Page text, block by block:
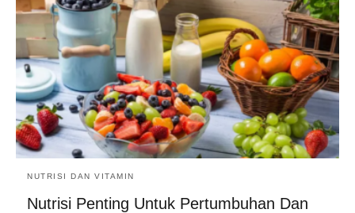
NUTRISI DAN VITAMIN
Nutrisi Penting Untuk Pertumbuhan Dan